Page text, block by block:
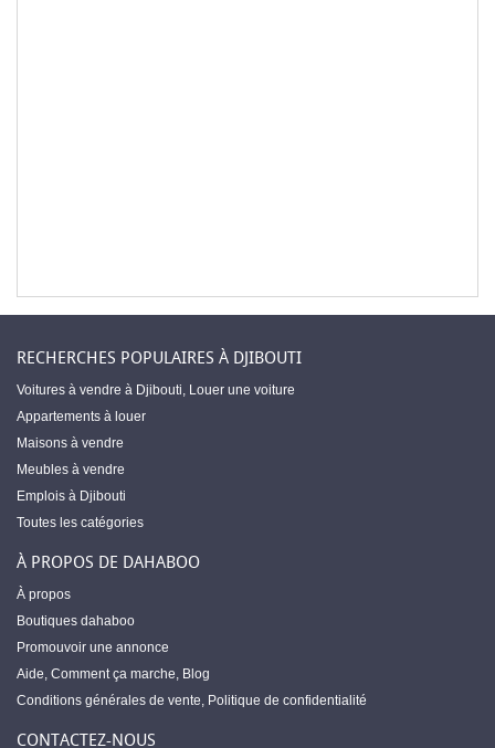
RECHERCHES POPULAIRES À DJIBOUTI
Voitures à vendre à Djibouti, Louer une voiture
Appartements à louer
Maisons à vendre
Meubles à vendre
Emplois à Djibouti
Toutes les catégories
À PROPOS DE DAHABOO
À propos
Boutiques dahaboo
Promouvoir une annonce
Aide, Comment ça marche, Blog
Conditions générales de vente, Politique de confidentialité
CONTACTEZ-NOUS